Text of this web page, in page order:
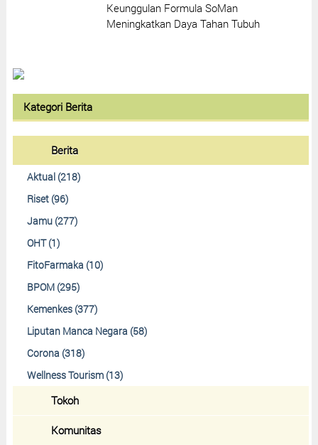
Keunggulan Formula SoMan
Meningkatkan Daya Tahan Tubuh
Kategori Berita
Berita
Aktual (218)
Riset (96)
Jamu (277)
OHT (1)
FitoFarmaka (10)
BPOM (295)
Kemenkes (377)
Liputan Manca Negara (58)
Corona (318)
Wellness Tourism (13)
Tokoh
Komunitas